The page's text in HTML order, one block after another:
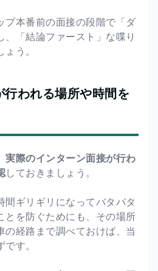
プ本番前の面接の段階で「ダ
、「結論ファースト」な喋り
う。
われる場所や時間を
実際のインターン面接が行わ
しておきましょう。
間ギリギリになってバタバタ
とを防ぐためにも、その場所
の経路まで調べておけば、当
す。